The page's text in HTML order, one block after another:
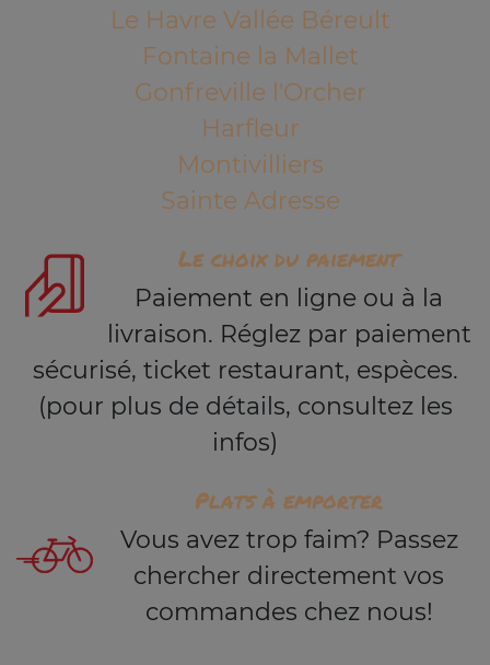
Le Havre Vallée Béreult
Fontaine la Mallet
Gonfreville l'Orcher
Harfleur
Montivilliers
Sainte Adresse
Le choix du paiement
Paiement en ligne ou à la
livraison. Réglez par paiement
sécurisé, ticket restaurant, espèces.
(pour plus de détails, consultez les
infos)
Plats à emporter
Vous avez trop faim? Passez
chercher directement vos
commandes chez nous!